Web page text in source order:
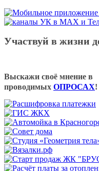
Участвуй в жизни
Выскажи своё мнение в
проводимых ОПРОСАХ!